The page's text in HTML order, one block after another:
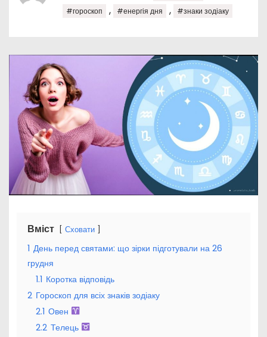
#гороскоп , #енергія дня , #знаки зодіаку
Вміст Сховати
1 День перед святами: що зірки підготували на 26
грудня
1.1 Коротка відповідь
2 Гороскоп для всіх знаків зодіаку
2.1 Овен
2.2 Телець